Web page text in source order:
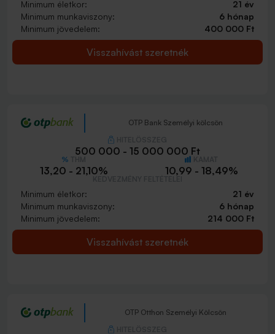
Minimum életkor:
21 év
Minimum munkaviszony:
6 hónap
Minimum jövedelem:
400 000 Ft
Visszahívást szeretnék
OTP Bank Személyi kölcsön
500 000 - 15 000 000 Ft
13,20 - 21,10% 10,99 - 18,49%
Minimum életkor:
21 év
Minimum munkaviszony:
6 hónap
Minimum jövedelem:
214 000 Ft
Visszahívást szeretnék
OTP Otthon Személyi Kölcsön